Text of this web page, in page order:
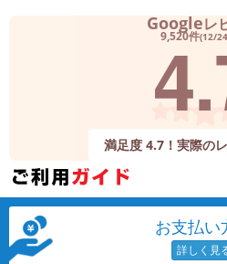
Googleレ
9,520件(12/
満足度 4.7！実際の
お支払い